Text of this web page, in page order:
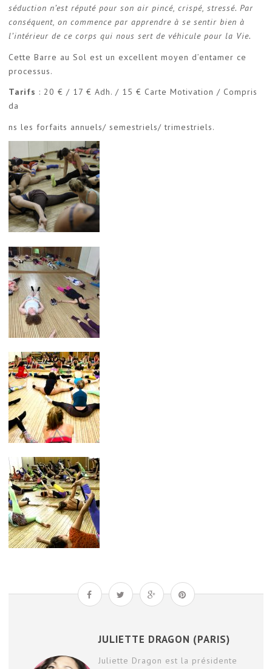
séduction n’est réputé pour son air pincé, crispé, stressé. Par
conséquent, on commence par apprendre à se sentir bien à
l’intérieur de ce corps qui nous sert de véhicule pour la Vie.
Cette Barre au Sol est un excellent moyen d’entamer ce
processus.
Tarifs : 20 € / 17 € Adh. / 15 € Carte Motivation / Compris
da
ns les forfaits annuels/ semestriels/ trimestriels.
JULIETTE DRAGON (PARIS)
Juliette Dragon est la présidente